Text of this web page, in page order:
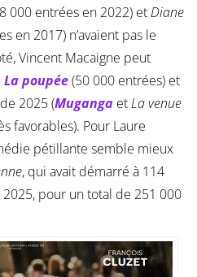
000 entrées en 2022) etDiane
en 2017) n’avaient pas le
Vincent Macaigne peut
La poupée (50 000 entrées) et
2025 (Muganga etLa venue
favorables). Pour Laure
pétillante semble mieux
, qui avait démarré à 114
pour un total de 251 000